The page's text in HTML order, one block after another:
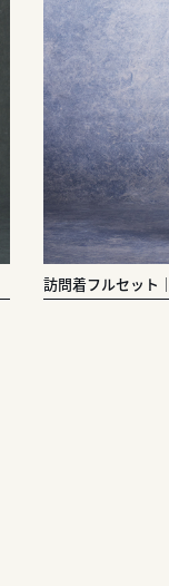
訪問着フルセット